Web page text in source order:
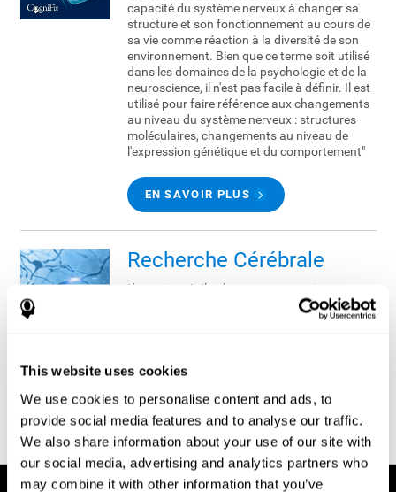
This website uses cookies
We use cookies to personalise content and ads, to
provide social media features and to analyse our traffic.
We also share information about your use of our site with
our social media, advertising and analytics partners who
may combine it with other information that you’ve
capacité du système nerveux à changer sa
structure et son fonctionnement au cours de
sa vie comme réaction à la diversité de son
environnement. Bien que ce terme soit utilisé
dans les domaines de la psychologie et de la
neuroscience, il n'est pas facile à définir. Il est
utilisé pour faire référence aux changements
au niveau du système nerveux : structures
moléculaires, changements au niveau de
l'expression génétique et du comportement"
EN SAVOIR PLUS
Recherche Cérébrale
L'exercice cérébral est un terme qui nous est
de plus en plus familier. En effet, les
scientifiques en apprennent chaque jour
maintenir en forme, tout comme le faisons
EN SAVOIR PLUS